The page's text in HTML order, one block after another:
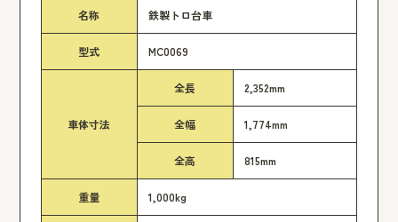
名称 鉄製トロ台車
型式 MC0069
車体寸法
全長 2,352mm
全幅 1,774mm
全高 815mm
重量 1,000kg